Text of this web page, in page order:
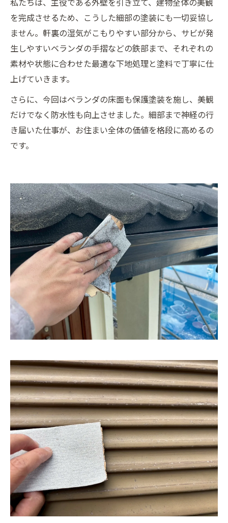
を完成させるため、こうした細部の塗装にも一切妥協し
ません。軒裏の湿気がこもりやすい部分から、サビが発
生しやすいベランダの手摺などの鉄部まで、それぞれの
素材や状態に合わせた最適な下地処理と塗料で丁寧に仕
上げていきます。
さらに、今回はベランダの床面も保護塗装を施し、美観
だけでなく防水性も向上させました。細部まで神経の行
き届いた仕事が、お住まい全体の価値を格段に高めるの
です。